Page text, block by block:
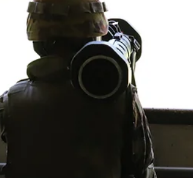
tradizionale. Questa visita avrà luogo
giovedì 11.06.2026 alle 19:00 e durerà fino
alle circa 21:00. Gli ufficiali che
partecipano alla visita hanno inoltre la
possibilità, prima dell’evento, di coltivare
cameratismo durante una cena in
comune. La cena è facoltativa e non è
coperta dall’associazione Alumni ED.
una breve presentazione della nost